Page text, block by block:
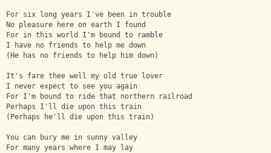
For six long years I've been in trouble
No pleasure here on earth I found
For in this world I'm bound to ramble
I have no friends to help me down
(He has no friends to help him down)
It's fare thee well my old true lover
I never expect to see you again
For I'm bound to ride that northern railroad
Perhaps I'll die upon this train
(Perhaps he'll die upon this train)
You can bury me in sunny valley
For many years where I may lay